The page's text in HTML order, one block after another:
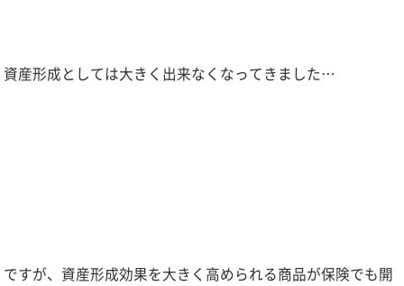
資産形成としては大きく出来なくなってきました…
ですが、資産形成効果を大きく高められる商品が保険でも開